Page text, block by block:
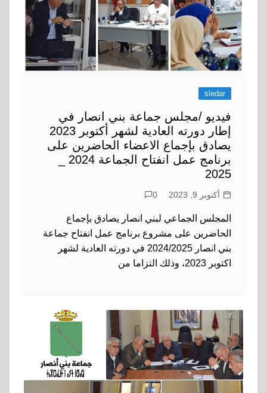
sledar
فيديو /مجلس جماعة بني انصار في
إطار دورته العادية لشهر أكتوبر 2023
يصادق بإجماع الاعضاء الحاضرين على
2025
أكتوبر 9, 2023 0
المجلس الجماعي لبني انصار يصادق بإجماع
الحاضرين على مشروع برنامج عمل انفتاح جماعة
بني انصار 2024/2025 في دورته العادية لشهر
اكتوبر 2023، وذلك التزاما من